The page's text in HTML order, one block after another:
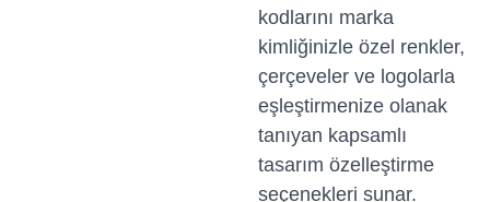
kodlarını marka
kimliğinizle özel renkler,
çerçeveler ve logolarla
eşleştirmenize olanak
tanıyan kapsamlı
tasarım özelleştirme
seçenekleri sunar.